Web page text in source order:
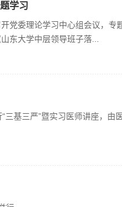
学习
委理论学习中心组会议，专
东大学中层领导班子落...
基三严”暨实习医师讲座，由